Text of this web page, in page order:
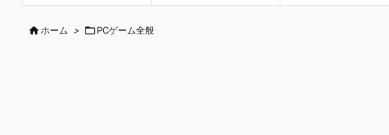
ホーム > PCゲーム全般